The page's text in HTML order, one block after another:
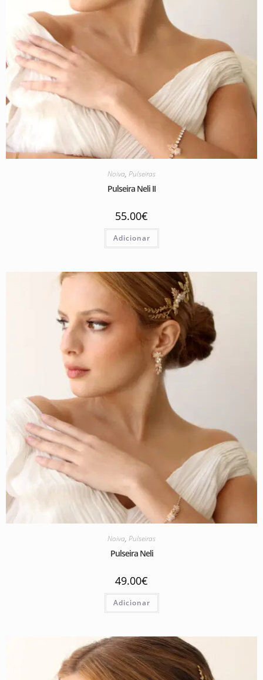
Noiva, Pulseiras
Pulseira Neli II
55.00€
Adicionar
Noiva, Pulseiras
Pulseira Neli
49.00€
Adicionar